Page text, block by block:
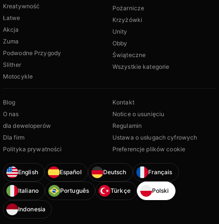
Kreatywność
Łatwe
Akcja
Zuma
Podwodne Przygody
Slither
Motocykle
Pożarnicze
Krzyżówki
Unity
Obby
Świąteczne
Wszystkie kategorie
Blog
O nas
dla deweloperów
Dla firm
Polityka prywatności
Kontakt
Notice o usunięciu
Regulamin
Ustawa o usługach cyfrowych
Preferencje plików cookie
English Español Deutsch Français
Italiano Português Türkçe Polski
Indonesia